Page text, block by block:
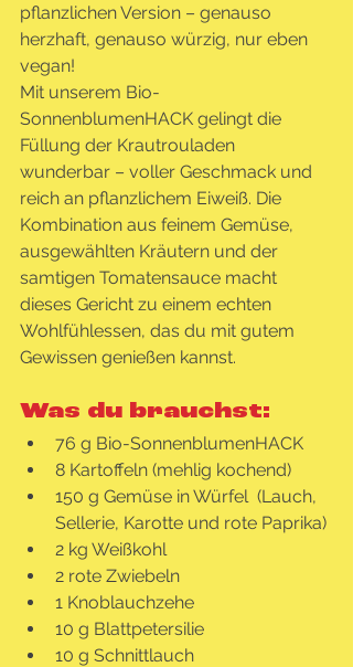
pflanzlichen Version – genauso
herzhaft, genauso würzig, nur eben
vegan!
Mit unserem Bio-
SonnenblumenHACK gelingt die
Füllung der Krautrouladen
wunderbar – voller Geschmack und
reich an pflanzlichem Eiweiß. Die
Kombination aus feinem Gemüse,
ausgewählten Kräutern und der
samtigen Tomatensauce macht
dieses Gericht zu einem echten
Wohlfühlessen, das du mit gutem
Gewissen genießen kannst.
Was du brauchst:
76 g Bio-SonnenblumenHACK
8 Kartoffeln (mehlig kochend)
150 g Gemüse in Würfel  (Lauch,
Sellerie, Karotte und rote Paprika)
2 kg Weißkohl
2 rote Zwiebeln
1 Knoblauchzehe
10 g Blattpetersilie
10 g Schnittlauch